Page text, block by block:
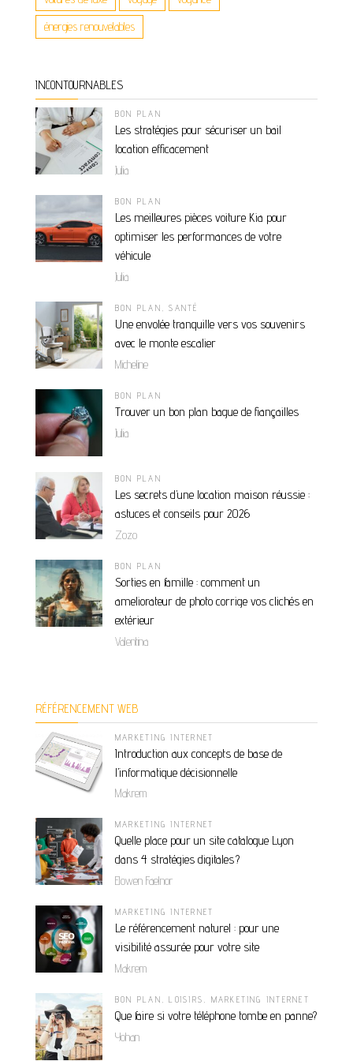
énergies renouvelables
INCONTOURNABLES
BON PLAN
Les stratégies pour sécuriser un bail
location efficacement
Julia
BON PLAN
Les meilleures pièces voiture Kia pour
optimiser les performances de votre
véhicule
Julia
BON PLAN ,SANTÉ
Une envolée tranquille vers vos souvenirs
avec le monte escalier
Micheline
BON PLAN
Trouver un bon plan bague de fiançailles
Julia
BON PLAN
Les secrets d’une location maison réussie :
astuces et conseils pour 2026
Zozo
BON PLAN
Sorties en famille : comment un
ameliorateur de photo corrige vos clichés en
extérieur
Valentina
RÉFÉRENCEMENT WEB
MARKETING INTERNET
Introduction aux concepts de base de
l’informatique décisionnelle
Makrem
MARKETING INTERNET
Quelle place pour un site catalogue Lyon
dans 4 stratégies digitales ?
Elowen Faelnor
MARKETING INTERNET
Le référencement naturel : pour une
visibilité assurée pour votre site
Makrem
BON PLAN ,LOISIRS , MARKETING INTERNET
Que faire si votre téléphone tombe en panne?
Yohan